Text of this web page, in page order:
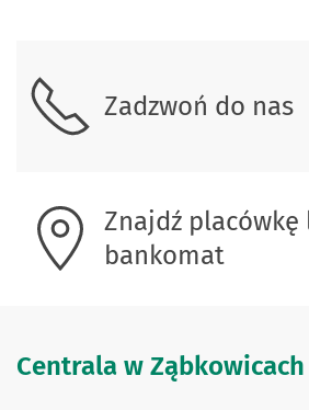
Zadzwoń do nas
Znajdź placówkę
bankomat
Centrala w